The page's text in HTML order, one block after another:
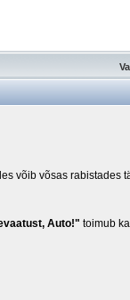
võib võsas rabistades
Auto!" toimub